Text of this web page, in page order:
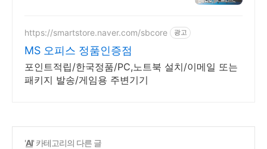
험기 제조전문
https://smartstore.naver.com/sbcore 광고
MS 오피스 정품인증점
포인트적립/한국정품/PC,노트북 설치/이메일 또는
패키지 발송/게임용 주변기기
'AI' 카테고리의 다른 글